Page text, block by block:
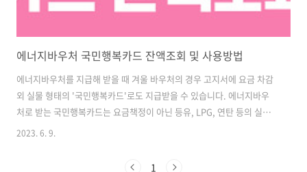
에너지바우처 국민행복카드 잔액조회 및 사용방법
에너지바우처를 지급해 받을 때 겨울 바우처의 경우 고지서에 요금 차감
외 실물 형태의 '국민행복카드'로도 지급받을 수 있습니다. 에너지바우
처로 받는 국민행복카드는 요금책정이 아닌 등유, LPG, 연탄 등의 실물
에너지를 구매할 때 사용되는데요, 아래에서 국민행복카드의 발급부터
궁금하시다면 아래 포스팅을 참고해주세요. 에너지바우처 대상 기간 방
2023. 6. 9.
1